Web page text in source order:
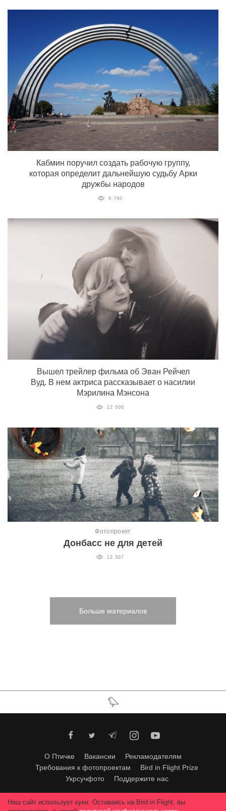
Кабмин поручил создать рабочую группу,
которая определит дальнейшую судьбу Арки
дружбы народов
9 790
Вышел трейлер фильма об Эван Рейчел
Вуд. В нем актриса рассказывает о насилии
Мэрилина Мэнсона
12 006
Фотопроект
Донбасс не для детей
12 307
Больше материалов
О Птичке Вакансии
Рекламодателям
Требования к фотопроектам
Bird in Flight Prize
Укрсучфото
Поддержите нас
Любое использование материалов допускается только с согласия
редакции.© 2026, Bird In Flight.
Наш сайт использует куки. Оставаясь на Bird in Flight, вы